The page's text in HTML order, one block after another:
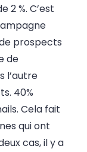
2 %. C’est
prospects
de
l’autre
40%
Cela fait
qui ont
cas, il y a